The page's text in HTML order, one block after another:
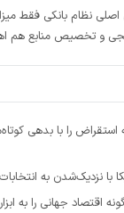
نظام بانکی فقط
و تخصیص منابع هم
استقراض را با بدهی
به انتخابات ۱۲ آبان
اقتصاد جهانی را به